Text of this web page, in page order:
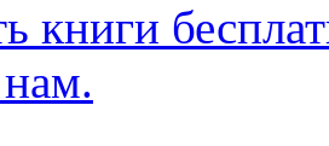
книги